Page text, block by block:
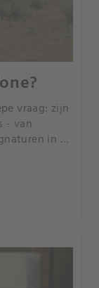
vraag: zijn
- van
in de